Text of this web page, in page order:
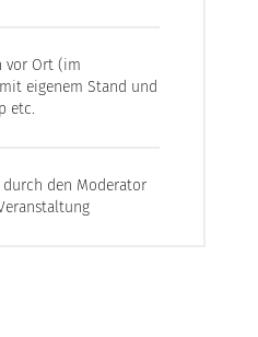
vor Ort (im
eigenem Stand und
etc.
durch den Moderator